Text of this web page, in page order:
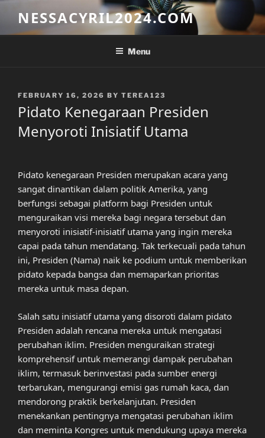
content
NESSACYRIL2024.COM
Menu
POSTED
ON
FEBRUARY 16, 2026 BY TEREA123
Pidato Kenegaraan Presiden
Menyoroti Inisiatif Utama
Pidato kenegaraan Presiden merupakan acara yang
sangat dinantikan dalam politik Amerika, yang
berfungsi sebagai platform bagi Presiden untuk
menguraikan visi mereka bagi negara tersebut dan
menyoroti inisiatif-inisiatif utama yang ingin mereka
capai pada tahun mendatang. Tak terkecuali pada tahun
ini, Presiden (Nama) naik ke podium untuk memberikan
pidato kepada bangsa dan memaparkan prioritas
mereka untuk masa depan.
Salah satu inisiatif utama yang disoroti dalam pidato
Presiden adalah rencana mereka untuk mengatasi
perubahan iklim. Presiden menguraikan strategi
komprehensif untuk memerangi dampak perubahan
iklim, termasuk berinvestasi pada sumber energi
terbarukan, mengurangi emisi gas rumah kaca, dan
mendorong praktik berkelanjutan. Presiden
menekankan pentingnya mengatasi perubahan iklim
dan meminta Kongres untuk mendukung upaya mereka